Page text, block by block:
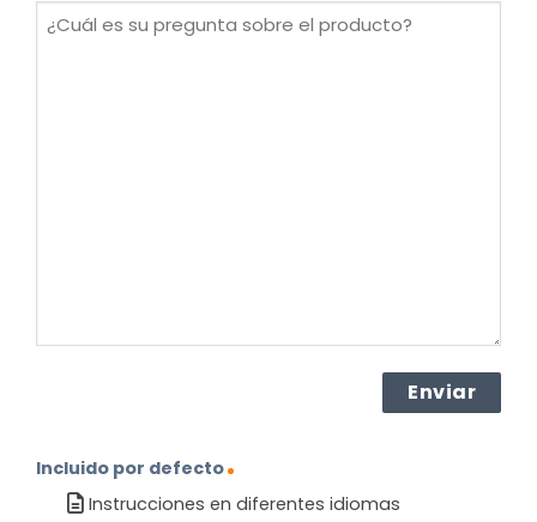
¿Cuál
Incluido por defecto
Instrucciones en diferentes idiomas